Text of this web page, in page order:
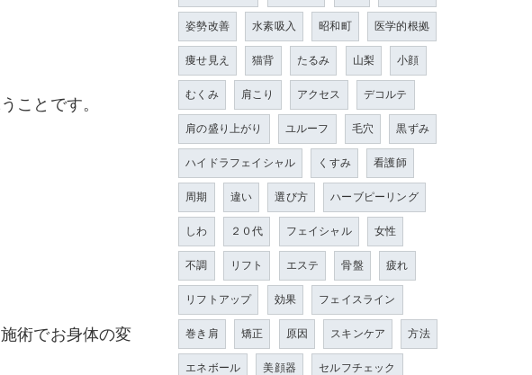
ことです。
術でお身体の変
姿勢改善 水素吸入 昭和町 医学的根拠
痩せ見え 猫背 たるみ 山梨 小顔
むくみ 肩こり アクセス デコルテ
肩の盛り上がり ユルーフ 毛穴 黒ずみ
ハイドラフェイシャル くすみ 看護師
周期 違い 選び方 ハーブピーリング
しわ ２０代 フェイシャル 女性
不調 リフト エステ 骨盤 疲れ
リフトアップ 効果 フェイスライン
巻き肩 矯正 原因 スキンケア 方法
エネボール 美顔器 セルフチェック